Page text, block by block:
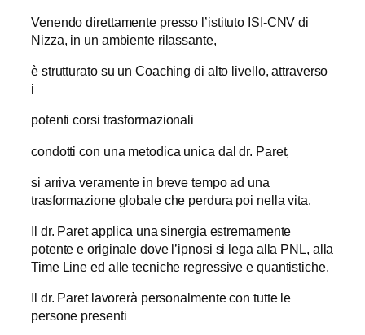
Venendo direttamente presso l’istituto ISI-CNV di
Nizza, in un ambiente rilassante,
è strutturato su un Coaching di alto livello, attraverso
i
potenti corsi trasformazionali
condotti con una metodica unica dal dr. Paret,
si arriva veramente in breve tempo ad una
trasformazione globale che perdura poi nella vita.
Il dr. Paret applica una sinergia estremamente
potente e originale dove l’ipnosi si lega alla PNL, alla
Time Line ed alle tecniche regressive e quantistiche.
Il dr. Paret lavorerà personalmente con tutte le
persone presenti